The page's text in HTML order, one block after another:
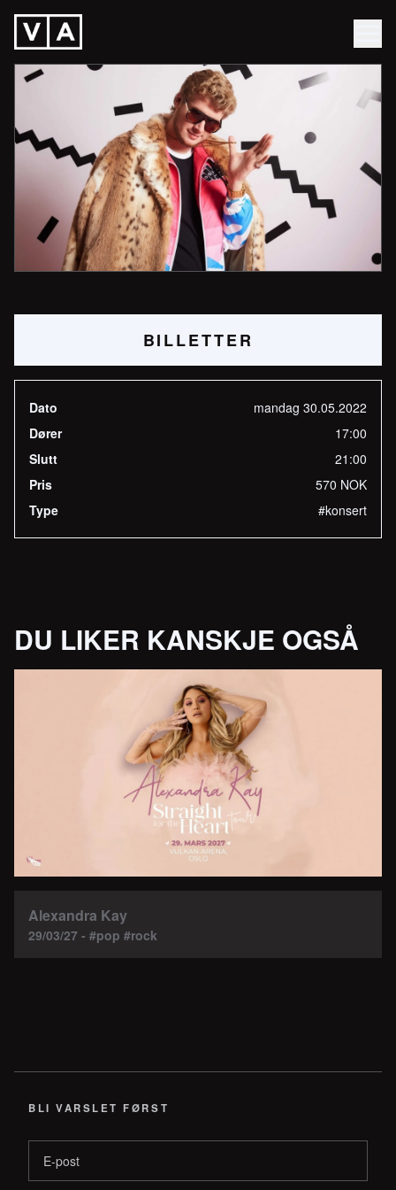
BILLETTER
Dato
mandag 30.05.2022
Dører
17:00
Slutt
21:00
Pris
570 NOK
Type
#konsert
DU LIKER KANSKJE OGSÅ
Alexandra Kay
29/03/27 - #pop #rock
BLI VARSLET FØRST
E-post